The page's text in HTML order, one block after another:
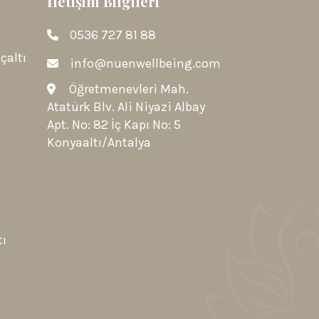
0536 727 81 88
info@nuenwellbeing.com
Öğretmenevleri Mah.
Atatürk Blv. Ali Niyazi Albay
Apt. No: 82 İç Kapı No: 5
Konyaaltı/Antalya